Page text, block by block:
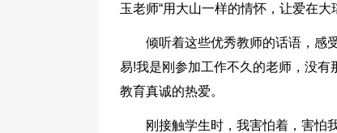
玉老师“用大山一样的情怀，让爱在
倾听着这些优秀教师的话语，感
易!我是刚参加工作不久的老师，没
教育真诚的热爱。
刚接触学生时，我害怕着，害怕